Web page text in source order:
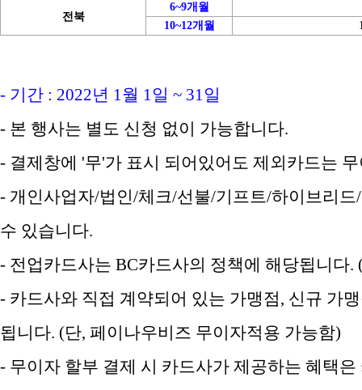
전북
6~9개월
10~12개월
- 기간 : 2022년 1월 1일 ~ 31일
- 본 행사는 별도 신청 없이 가능합니다.
- 결제창에 '무'가 표시 되어있어도 제외카드는
- 개인사업자/법인/체크/선불/기프트/하이브리
수 있습니다.
- 전업카드사는 BC카드사의 정책에 해당됩니다.
- 카드사와 직접 계약되어 있는 가맹점, 신규 가
됩니다. (단, 페이나우비즈 무이자적용 가능함)
- 무이자 할부 결제 시 카드사가 제공하는 혜택